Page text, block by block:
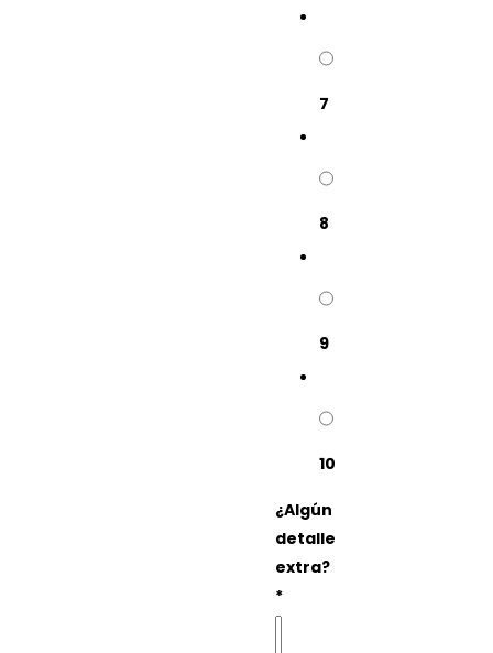
7
8
9
10
¿Algún
detalle
extra?
*